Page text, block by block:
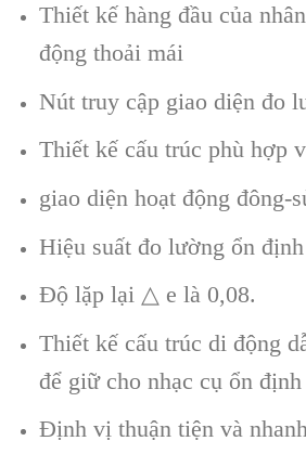
Thiết kế hàng đầu của
động thoải mái
Nút truy cập giao diện đo
Thiết kế cấu trúc phù hợp
giao diện hoạt động đông-
Hiệu suất đo lường ổn định
Độ lặp lại △ e là 0,08.
Thiết kế cấu trúc di động
để giữ cho nhạc cụ ổn
Định vị thuận tiện và